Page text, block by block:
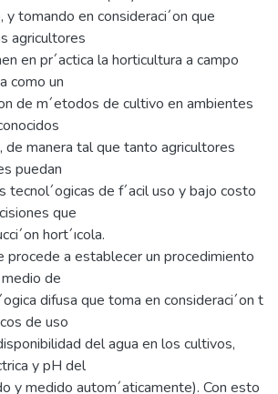
tomando en consideraci´on que
agricultores
en pr´actica la horticultura a campo
como un
de m´etodos de cultivo en ambientes
de manera tal que tanto agricultores
puedan
tecnol´ogicas de f´acil uso y bajo costo
que
hort´ıcola.
procede a establecer un procedimiento
de
difusa que toma en consideraci´on t
de uso
del agua en los cultivos,
y pH del
y medido autom´aticamente). Con esto